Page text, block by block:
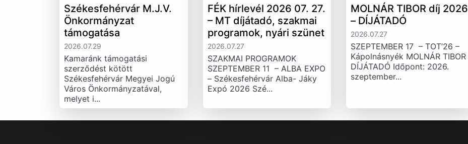
Székesfehérvár M.J.V.
Önkormányzat
támogatása
2026.07.29
Kamaránk támogatási
szerződést kötött
Székesfehérvár Megyei Jogú
Város Önkormányzatával,
melyet i...
FÉK hírlevél 2026 07. 27.
– MT díjátadó, szakmai
programok, nyári szünet
2026.07.27
SZAKMAI PROGRAMOK
SZEPTEMBER 11 – ALBA EXPO
– Székesfehérvár Alba- Jáky
Expó 2026 Szé...
MOLNÁR TIBOR díj 2026
– DÍJÁTADÓ
2026.07.27
SZEPTEMBER 17 – TOT’26 –
Kápolnásnyék MOLNÁR TIBOR
DÍJÁTADÓ Időpont: 2026.
szeptember...